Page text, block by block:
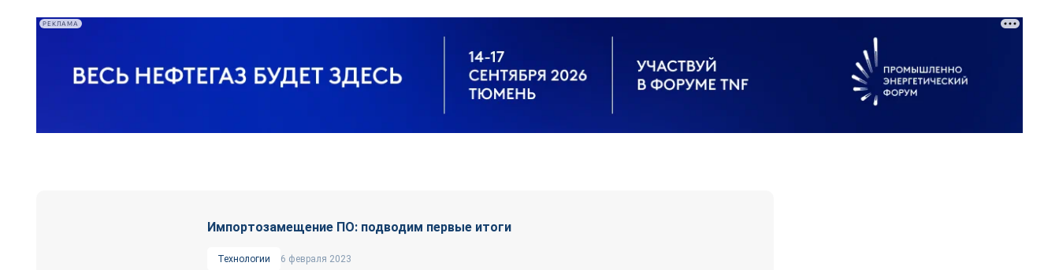
РЕКЛАМА
Импортозамещение ПО: подводим первые итоги
Технологии
6 февраля 2023